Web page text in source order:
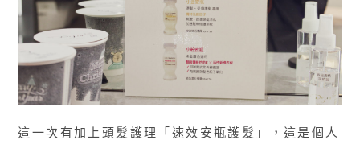
這一次有加上頭髮護理「速效安瓶護髮」，這是個人